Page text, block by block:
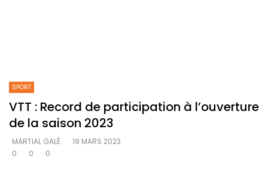
SPORT
VTT : Record de participation à l’ouverture
de la saison 2023
MARTIAL GALÉ
19 MARS 2023
0
0 0